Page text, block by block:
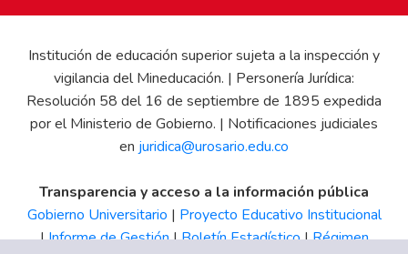
Institución de educación superior sujeta a la inspección y
vigilancia del Mineducación. | Personería Jurídica:
Resolución 58 del 16 de septiembre de 1895 expedida
por el Ministerio de Gobierno. | Notificaciones judiciales
en juridica@urosario.edu.co
Transparencia y acceso a la información pública
Gobierno Universitario | Proyecto Educativo Institucional
|Informe de Gestión|Boletín Estadístico|Régimen